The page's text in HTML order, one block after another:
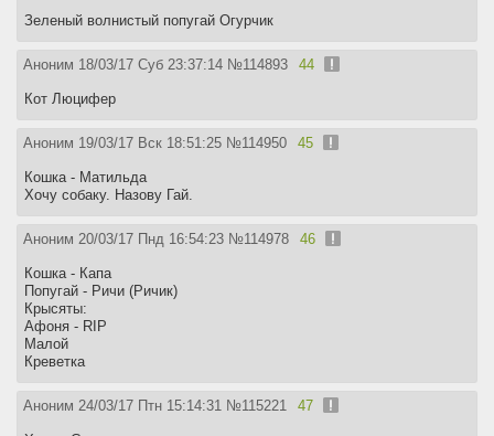
Зеленый волнистый попугай Огурчик
Аноним 18/03/17 Суб 23:37:14 №114893 44
Кот Люцифер
Аноним 19/03/17 Вск 18:51:25 №114950 45
Кошка - Матильда
Хочу собаку. Назову Гай.
Аноним 20/03/17 Пнд 16:54:23 №114978 46
Кошка - Капа
Попугай - Ричи (Ричик)
Крысяты:
Афоня - RIP
Малой
Креветка
Аноним 24/03/17 Птн 15:14:31 №115221 47